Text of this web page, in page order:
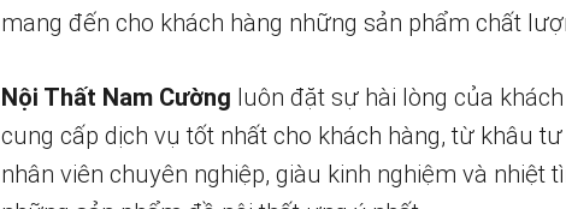
mang đến cho khách hàng những sản phẩm chất
Nội Thất Nam Cường luôn đặt sự hài lòng của
cung cấp dịch vụ tốt nhất cho khách hàng, từ khâu
nhân viên chuyên nghiệp, giàu kinh nghiệm và